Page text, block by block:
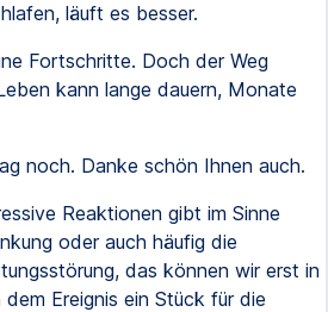
läuft es besser.
Fortschritte. Doch der Weg
kann lange dauern, Monate
noch. Danke schön Ihnen auch.
Reaktionen gibt im Sinne
oder auch häufig die
das können wir erst in
Ereignis ein Stück für die